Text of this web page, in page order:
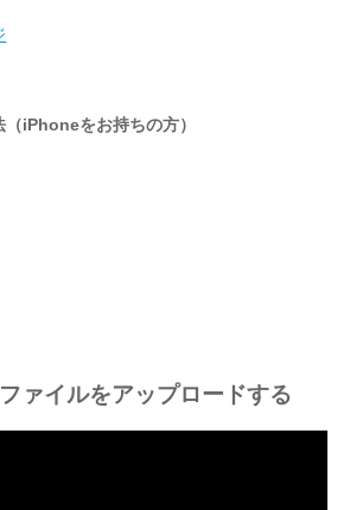
iPhoneをお持ちの方）
ァイルをアップロードする